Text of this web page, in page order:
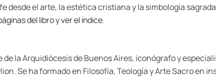
desde el arte, la estética cristiana y la simbología
del libro y ver el índice.
de la Arquidiócesis de Buenos Aires, iconógrafo y
Se ha formado en Filosofía, Teología y Arte Sacro en